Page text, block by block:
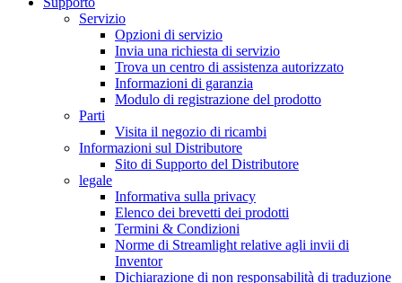
Servizio
Opzioni di servizio
Invia una richiesta di servizio
Trova un centro di assistenza autorizzato
Informazioni di garanzia
Modulo di registrazione del prodotto
Parti
Visita il negozio di ricambi
Informazioni sul Distributore
Sito di Supporto del Distributore
legale
Informativa sulla privacy
Elenco dei brevetti dei prodotti
Termini & Condizioni
Norme di Streamlight relative agli invii di
Inventor
Dichiarazione di non responsabilità di traduzione